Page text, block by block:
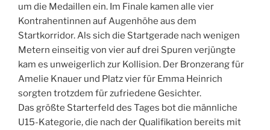
um die Medaillen ein. Im Finale kamen alle vier
Kontrahentinnen auf Augenhöhe aus dem
Startkorridor. Als sich die Startgerade nach wenigen
Metern einseitig von vier auf drei Spuren verjüngte
kam es unweigerlich zur Kollision. Der Bronzerang für
Amelie Knauer und Platz vier für Emma Heinrich
sorgten trotzdem für zufriedene Gesichter.
Das größte Starterfeld des Tages bot die männliche
U15-Kategorie, die nach der Qualifikation bereits mit